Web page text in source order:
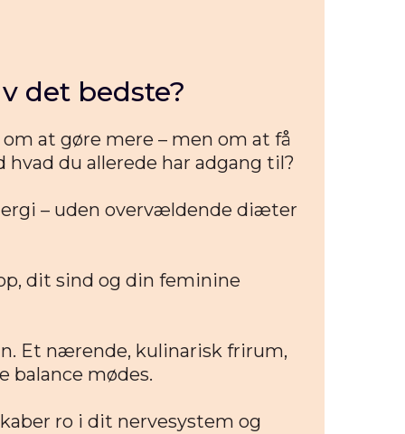
det bedste?
at gøre mere – men om at få
du allerede har adgang til?
– uden overvældende diæter
dit sind og din feminine
Et nærende, kulinarisk frirum,
balance mødes.
ro i dit nervesystem og